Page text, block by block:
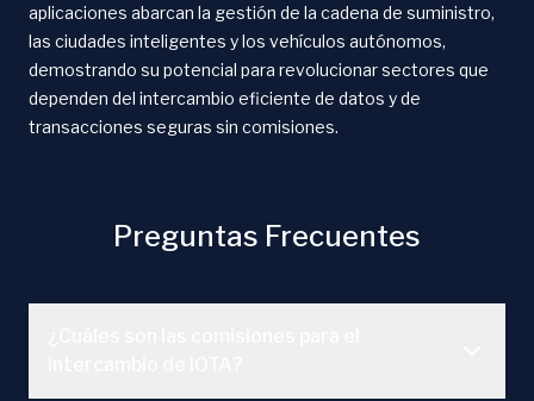
aplicaciones abarcan la gestión de la cadena de suministro,
las ciudades inteligentes y los vehículos autónomos,
demostrando su potencial para revolucionar sectores que
dependen del intercambio eficiente de datos y de
transacciones seguras sin comisiones.
Preguntas Frecuentes